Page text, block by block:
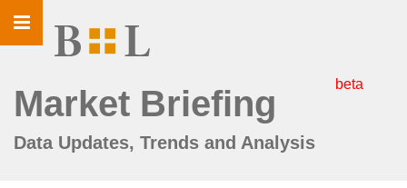
Toggle
navigation
Market Briefing beta
Data Updates, Trends and Analysis